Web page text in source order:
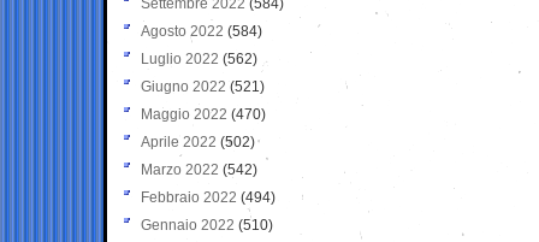
Settembre 2022 (584)
Agosto 2022 (584)
Luglio 2022 (562)
Giugno 2022 (521)
Maggio 2022 (470)
Aprile 2022 (502)
Marzo 2022 (542)
Febbraio 2022 (494)
Gennaio 2022 (510)